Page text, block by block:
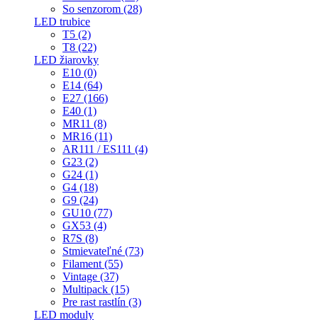
So senzorom (28)
LED trubice
T5 (2)
T8 (22)
LED žiarovky
E10 (0)
E14 (64)
E27 (166)
E40 (1)
MR11 (8)
MR16 (11)
AR111 / ES111 (4)
G23 (2)
G24 (1)
G4 (18)
G9 (24)
GU10 (77)
GX53 (4)
R7S (8)
Stmievateľné (73)
Filament (55)
Vintage (37)
Multipack (15)
Pre rast rastlín (3)
LED moduly